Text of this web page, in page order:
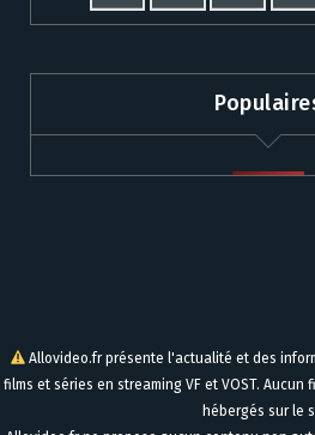
Allovideo.fr présente l'actualité et des
films et séries en streaming VF et VOST.
hébergés sur le